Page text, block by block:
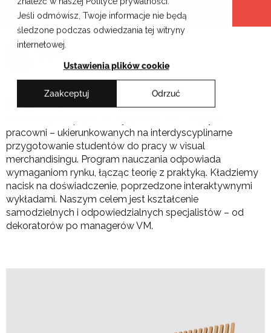
Jeśli odmówisz, Twoje informacje nie będą
śledzone podczas odwiedzania tej witryny
internetowej.
Ustawienia plików cookie
Zaakceptuj Odrzuć
Przejdź
treści
Krakowskie Szkoły Artystyczne
Pracownie
pracowni – ukierunkowanych na interdyscyplinarne
przygotowanie studentów do pracy w visual
merchandisingu. Program nauczania odpowiada
wymaganiom rynku, łącząc teorię z praktyką. Kładziemy
nacisk na doświadczenie, poprzedzone interaktywnymi
wykładami. Naszym celem jest kształcenie
samodzielnych i odpowiedzialnych specjalistów – od
dekoratorów po managerów VM.